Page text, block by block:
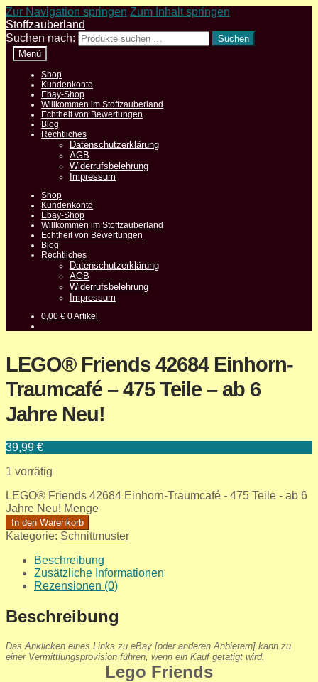
Zur Navigation springen Zum Inhalt springen
Stoffzauberland
Suchen nach:
Suchen
Menü
Shop
Kundenkonto
Ebay-Shop
Willkommen im Stoffzauberland
Echtheit von Bewertungen
Blog
Rechtliches
Datenschutzerklärung
AGB
Widerrufsbelehrung
Impressum
Shop
Kundenkonto
Ebay-Shop
Willkommen im Stoffzauberland
Echtheit von Bewertungen
Blog
Rechtliches
Datenschutzerklärung
AGB
Widerrufsbelehrung
Impressum
0,00€ 0 Artikel
LEGO® Friends 42684 Einhorn-
Traumcafé – 475 Teile – ab 6
Jahre Neu!
39,99 €
1 vorrätig
LEGO® Friends 42684 Einhorn-Traumcafé - 475 Teile - ab 6
Jahre Neu! Menge
In den Warenkorb
Kategorie: Schnittmuster
Beschreibung
Zusätzliche Informationen
Rezensionen (0)
Beschreibung
Das Anklicken eines Links zu eBay [oder anderen Anbietern] kann zu
einer Vermittlungsprovision führen, wenn ein Kauf getätigt wird.
Lego Friends